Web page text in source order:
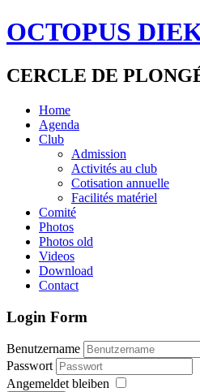
OCTOPUS
CERCLE DE
Home
Agenda
Club
Admission
Activités au club
Cotisation annuelle
Facilités matériel
Comité
Photos
Photos old
Videos
Download
Contact
Login Form
Benutzername
Passwort
Angemeldet bleiben